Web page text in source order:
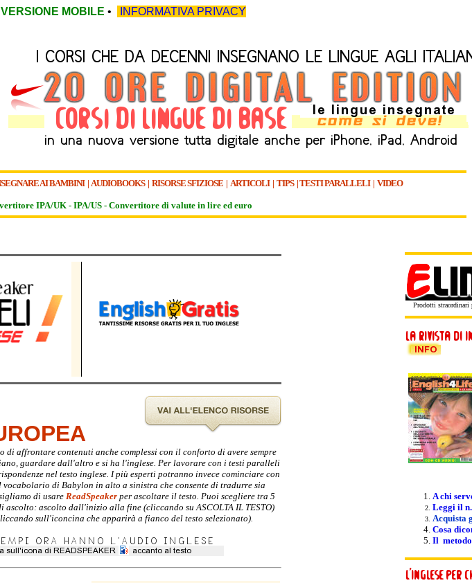
VERSIONE MOBILE • INFORMATIVA PRIVACY
AI BAMBINI| AUDIOBOOKS| RISORSE SFIZIOSE | ARTICOLI| TIPS|TESTI PARALLELI| VIDEO
IPA/UK - IPA/US - Convertitore di valute in lire ed euro
affrontare contenuti anche complessi con il conforto di avere sempre
guardare dall'altro e si ha l'inglese. Per lavorare con i testi paralleli
nel testo inglese. I più esperti potranno invece cominciare con
di Babylon in alto a sinistra che consente di tradurre sia
di usare ReadSpeaker per ascoltare il testo. Puoi scegliere tra 5
ascolto dall'inizio alla fine (cliccando su ASCOLTA IL TESTO)
sull'iconcina che apparirà a fianco del testo selezionato).
Prodotti straordinari
A chi
Leggi il
Acquista
Cosa
Il metodo